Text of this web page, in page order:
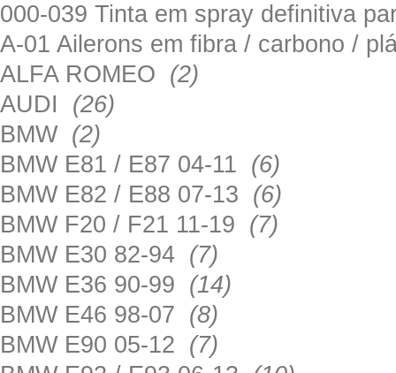
000-039 Tinta em spray definitiva
A-01 Ailerons em fibra / carbono /
ALFA ROMEO (2)
AUDI (26)
BMW (2)
BMW E81 / E87 04-11 (6)
BMW E82 / E88 07-13 (6)
BMW F20 / F21 11-19 (7)
BMW E30 82-94 (7)
BMW E36 90-99 (14)
BMW E46 98-07 (8)
BMW E90 05-12 (7)